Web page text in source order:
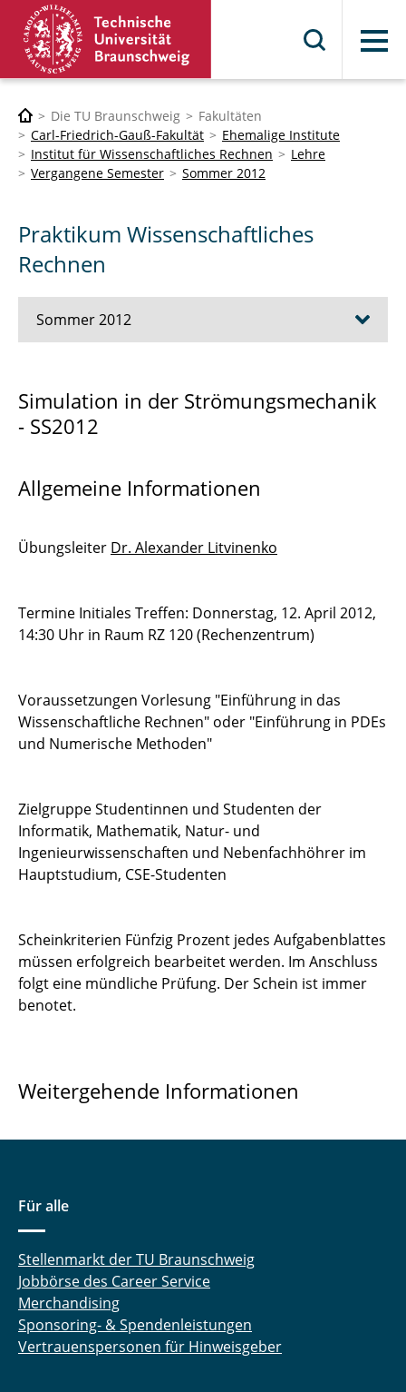
Menü
Die TU Braunschweig
Fakultäten
Carl-Friedrich-Gauß-Fakultät
Ehemalige Institute
Institut für Wissenschaftliches Rechnen
Lehre
Vergangene Semester
Sommer 2012
Praktikum Wissenschaftliches
Rechnen
Sommer 2012
Partititioned Methods for Multifield Problems
Praktikum Wissenschaftliches Rechnen
Fortgeschrittene Methoden für ODEs und
Seminar zum Wissenschaftlichen Rechnen
Industrielles Software-
Entwicklungsmanagement
Quantifizierung von Unsicherheiten
Simulation in der Strömungsmechanik
- SS2012
Allgemeine Informationen
Übungsleiter Dr. Alexander Litvinenko
Termine Initiales Treffen: Donnerstag, 12. April 2012,
14:30 Uhr in Raum RZ 120 (Rechenzentrum)
Voraussetzungen Vorlesung "Einführung in das
Wissenschaftliche Rechnen" oder "Einführung in PDEs
und Numerische Methoden"
Zielgruppe Studentinnen und Studenten der
Informatik, Mathematik, Natur- und
Ingenieurwissenschaften und Nebenfachhöhrer im
Hauptstudium, CSE-Studenten
Scheinkriterien Fünfzig Prozent jedes Aufgabenblattes
müssen erfolgreich bearbeitet werden. Im Anschluss
folgt eine mündliche Prüfung. Der Schein ist immer
benotet.
Weitergehende Informationen
Für alle
Stellenmarkt der TU Braunschweig
Jobbörse des Career Service
Merchandising
Sponsoring- & Spendenleistungen
Vertrauenspersonen für Hinweisgeber